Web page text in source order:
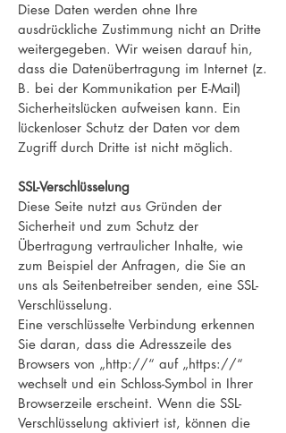
Diese Daten werden ohne Ihre
ausdrückliche Zustimmung nicht an Dritte
weitergegeben. Wir weisen darauf hin,
dass die Datenübertragung im Internet (z.
B. bei der Kommunikation per E-Mail)
Sicherheitslücken aufweisen kann. Ein
lückenloser Schutz der Daten vor dem
Zugriff durch Dritte ist nicht möglich.
SSL-Verschlüsselung
Diese Seite nutzt aus Gründen der
Sicherheit und zum Schutz der
Übertragung vertraulicher Inhalte, wie
zum Beispiel der Anfragen, die Sie an
uns als Seitenbetreiber senden, eine SSL-
Verschlüsselung.
Eine verschlüsselte Verbindung erkennen
Sie daran, dass die Adresszeile des
Browsers von „http://“ auf „https://“
wechselt und ein Schloss-Symbol in Ihrer
Browserzeile erscheint. Wenn die SSL-
Verschlüsselung aktiviert ist, können die